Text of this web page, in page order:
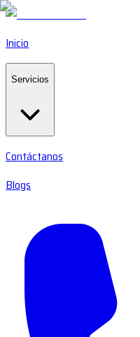
Inicio
Servicios
Contáctanos
Blogs